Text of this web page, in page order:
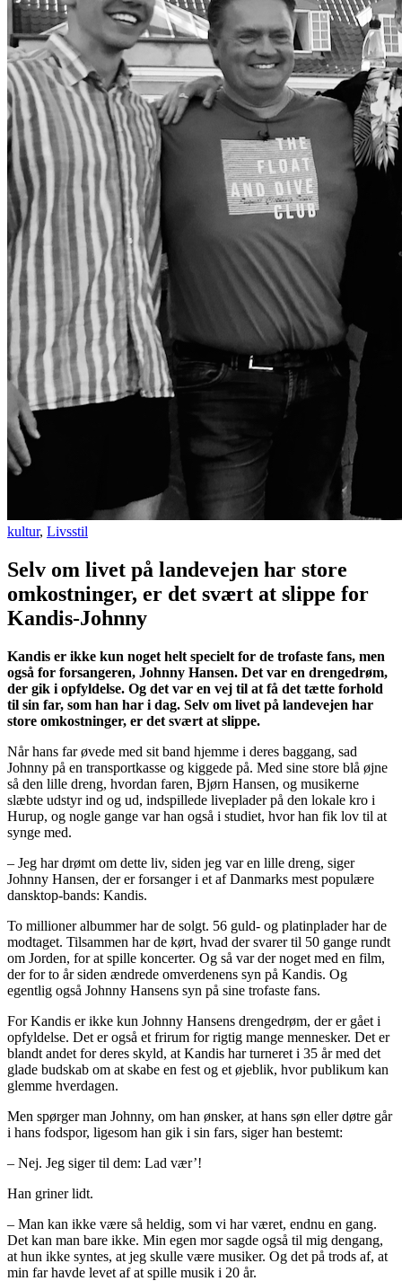
kultur, Livsstil
Selv om livet på landevejen har store
omkostninger, er det svært at slippe for
Kandis-Johnny
Kandis er ikke kun noget helt specielt for de trofaste fans, men
også for forsangeren, Johnny Hansen. Det var en drengedrøm,
der gik i opfyldelse. Og det var en vej til at få det tætte forhold
til sin far, som han har i dag. Selv om livet på landevejen har
store omkostninger, er det svært at slippe.
Når hans far øvede med sit band hjemme i deres baggang, sad
Johnny på en transportkasse og kiggede på. Med sine store blå øjne
så den lille dreng, hvordan faren, Bjørn Hansen, og musikerne
slæbte udstyr ind og ud, indspillede liveplader på den lokale kro i
Hurup, og nogle gange var han også i studiet, hvor han fik lov til at
synge med.
– Jeg har drømt om dette liv, siden jeg var en lille dreng, siger
Johnny Hansen, der er forsanger i et af Danmarks mest populære
dansktop-bands: Kandis.
To millioner albummer har de solgt. 56 guld- og platinplader har de
modtaget. Tilsammen har de kørt, hvad der svarer til 50 gange rundt
om Jorden, for at spille koncerter. Og så var der noget med en film,
der for to år siden ændrede omverdenens syn på Kandis. Og
egentlig også Johnny Hansens syn på sine trofaste fans.
For Kandis er ikke kun Johnny Hansens drengedrøm, der er gået i
opfyldelse. Det er også et frirum for rigtig mange mennesker. Det er
blandt andet for deres skyld, at Kandis har turneret i 35 år med det
glade budskab om at skabe en fest og et øjeblik, hvor publikum kan
glemme hverdagen.
Men spørger man Johnny, om han ønsker, at hans søn eller døtre går
i hans fodspor, ligesom han gik i sin fars, siger han bestemt:
– Nej. Jeg siger til dem: Lad vær’!
Han griner lidt.
– Man kan ikke være så heldig, som vi har været, endnu en gang.
Det kan man bare ikke. Min egen mor sagde også til mig dengang,
at hun ikke syntes, at jeg skulle være musiker. Og det på trods af, at
min far havde levet af at spille musik i 20 år.